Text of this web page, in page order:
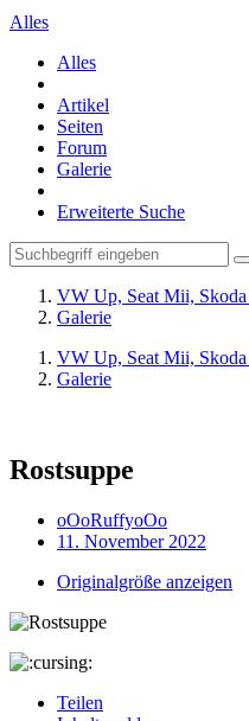
Alles
Alles
Artikel
Seiten
Forum
Galerie
Erweiterte Suche
VW Up, Seat Mii,
Galerie
VW Up, Seat Mii,
Galerie
Rostsuppe
oOoRuffyoOo
11. November 2022
Originalgröße anzeigen
Teilen